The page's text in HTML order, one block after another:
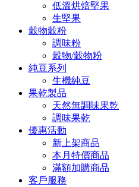
低溫烘焙堅果
生堅果
穀物穀粉
調味粉
穀物/穀物粉
純豆系列
生機純豆
果乾製品
天然無調味果乾
調味果乾
優惠活動
新上架商品
本月特價商品
滿額加購商品
客戶服務